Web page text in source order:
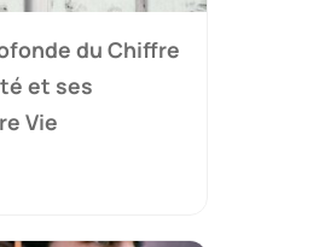
du Chiffre
et ses
Vie